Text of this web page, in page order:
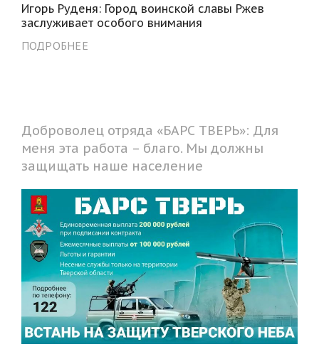
Игорь Руденя: Город воинской славы Ржев
заслуживает особого внимания
ПОДРОБНЕЕ
Доброволец отряда «БАРС ТВЕРЬ»: Для
меня эта работа – благо. Мы должны
защищать наше население